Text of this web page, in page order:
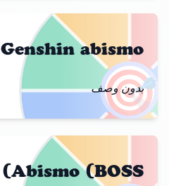
🎯
Genshin abismo
بدون وصف
Abismo (BOSS)